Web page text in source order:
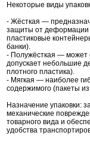
Некоторые виды
- Жёсткая —
защиты от деформации
пластиковые
банки).
- Полужёсткая — может
допускает небольшие
плотного пластика).
- Мягкая — наиболее
содержимого (пакеты
Назначение упаковки:
механические
товарного вида и
удобства